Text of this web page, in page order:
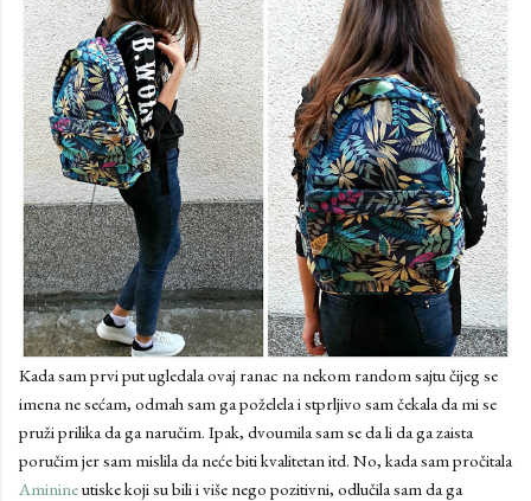
Kada sam prvi put ugledala ovaj ranac na nekom random sajtu čijeg se
imena ne sećam, odmah sam ga poželela i stprljivo sam čekala da mi se
pruži prilika da ga naručim. Ipak, dvoumila sam se da li da ga zaista
poručim jer sam mislila da neće biti kvalitetan itd. No, kada sam pročitala
Aminineutiske koji su bili i više nego pozitivni, odlučila sam da ga